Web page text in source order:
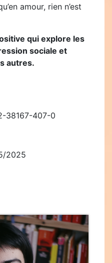
amour, rien n’est
qui explore les
sociale et
autres.
38167-407-0
2025